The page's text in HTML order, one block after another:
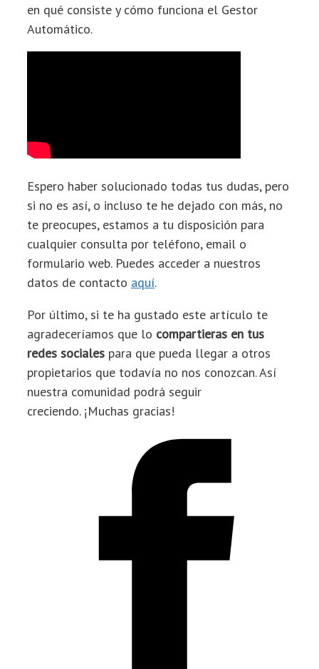
en qué consiste y cómo funciona el Gestor
Automático.
Espero haber solucionado todas tus dudas, pero
si no es así, o incluso te he dejado con más, no
te preocupes, estamos a tu disposición para
cualquier consulta por teléfono, email o
formulario web. Puedes acceder a nuestros
datos de contacto aquí.
Por último, si te ha gustado este artículo te
agradeceríamos que lo compartieras en tus
redes sociales para que pueda llegar a otros
propietarios que todavía no nos conozcan. Así
nuestra comunidad podrá seguir
creciendo. ¡Muchas gracias!